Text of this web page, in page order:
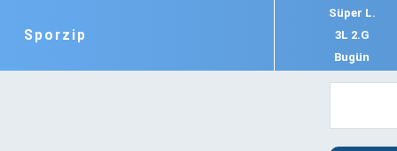
Sporzip
Süper L.
3L 2.G
Bugün